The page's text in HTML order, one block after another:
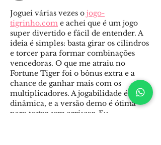
Joguei várias vezes o jogo-
tigrinho.com e achei que é um jogo
super divertido e fácil de entender. A
ideia é simples: basta girar os cilindros
e torcer para formar combinações
vencedoras. O que me atraiu no
Fortune Tiger foi o bônus extra e a
chance de ganhar mais com os
multiplicadores. A jogabilidade é bem
dinâmica, e a versão demo é ótima
para testar sem arriscar. Eu